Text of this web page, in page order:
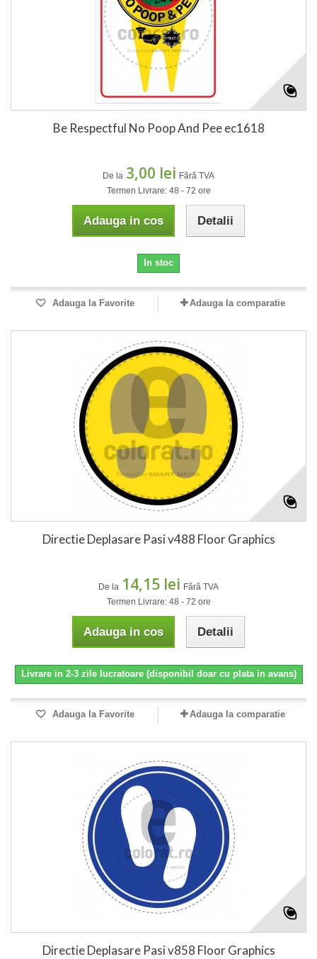
Be Respectful No Poop And Pee ec1618
De la 3,00 lei Fără TVA
Termen Livrare: 48 - 72 ore
Adauga in cos Detalii
In stoc
Adauga la Favorite Adauga la comparatie
Directie Deplasare Pasi v488 Floor Graphics
De la 14,15 lei Fără TVA
Termen Livrare: 48 - 72 ore
Adauga in cos Detalii
Livrare in 2-3 zile lucratoare (disponibil doar cu plata in avans)
Adauga la Favorite Adauga la comparatie
Directie Deplasare Pasi v858 Floor Graphics